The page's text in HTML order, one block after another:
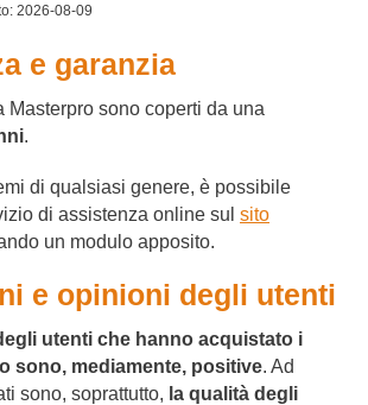
2026-08-09
e garanzia
Masterpro sono coperti da una
.
di qualsiasi genere, è possibile
di assistenza online sul sito
un modulo apposito.
e opinioni degli utenti
utenti che hanno acquistato i
sono, mediamente, positive. Ad
sono, soprattutto, la qualità degli